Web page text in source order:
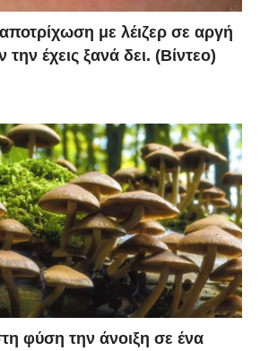
με λέιζερ σε αργή
έχεις ξανά δει. (Βίντεο)
φύση την άνοιξη σε ένα